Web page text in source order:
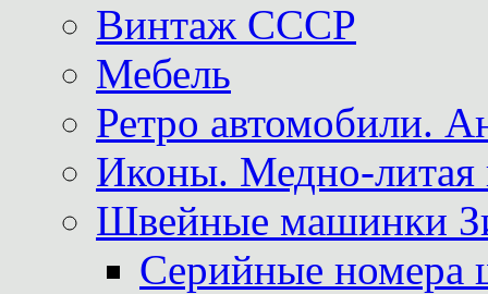
Винтаж СССР
Мебель
Ретро автомобили.
Иконы. Медно-литая
Швейные машинки
Серийные